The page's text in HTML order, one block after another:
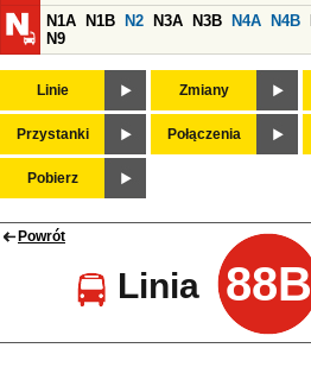
N1A
N1B N2 N3A N3B N4A N4B
N9
Linie Zmiany
Przystanki Połączenia
Pobierz
Powrót
Linia 88B